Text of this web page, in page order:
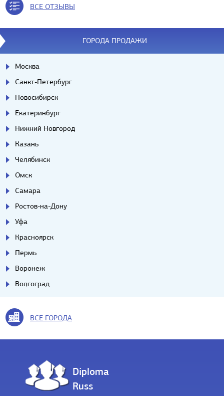
ВСЕ ОТЗЫВЫ
ГОРОДА ПРОДАЖИ
Москва
Санкт-Петербург
Новосибирск
Екатеринбург
Нижний Новгород
Казань
Челябинск
Омск
Самара
Ростов-на-Дону
Уфа
Красноярск
Пермь
Воронеж
Волгоград
ВСЕ ГОРОДА
Diploma
Russ